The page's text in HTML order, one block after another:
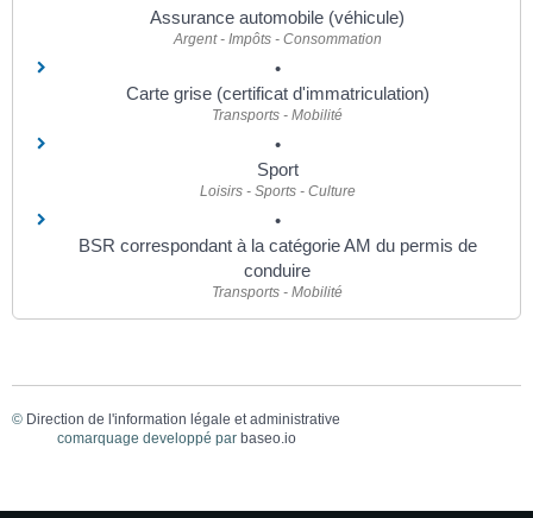
Assurance automobile (véhicule)
Argent - Impôts - Consommation
Carte grise (certificat d'immatriculation)
Transports - Mobilité
Sport
Loisirs - Sports - Culture
BSR correspondant à la catégorie AM du permis de
conduire
Transports - Mobilité
© Direction de l'information légale et administrative
comarquage developpé par baseo.io